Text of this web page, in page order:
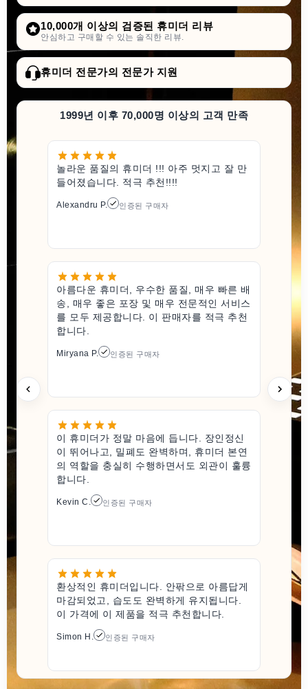
10,000개 이상의 검증된 휴미더 리뷰
안심하고 구매할 수 있는 솔직한 리뷰.
휴미더 전문가의 전문가 지원
1999년 이후 70,000명 이상의 고객 만족
놀라운 품질의 휴미더 !!! 아주 멋지고 잘 만
들어졌습니다. 적극 추천!!!!
Alexandru P. 인증된 구매자
아름다운 휴미더, 우수한 품질, 매우 빠른 배
송, 매우 좋은 포장 및 매우 전문적인 서비스
를 모두 제공합니다. 이 판매자를 적극 추천
합니다.
Miryana P. 인증된 구매자
이 휴미더가 정말 마음에 듭니다. 장인정신
이 뛰어나고, 밀폐도 완벽하며, 휴미더 본연
의 역할을 충실히 수행하면서도 외관이 훌륭
합니다.
Kevin C. 인증된 구매자
환상적인 휴미더입니다. 안팎으로 아름답게
마감되었고, 습도도 완벽하게 유지됩니다.
이 가격에 이 제품을 적극 추천합니다.
Simon H. 인증된 구매자